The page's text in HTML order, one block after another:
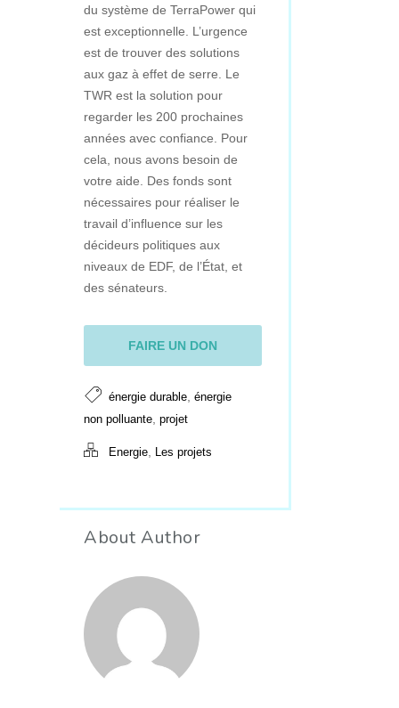
du système de TerraPower qui
est exceptionnelle. L’urgence
est de trouver des solutions
aux gaz à effet de serre. Le
TWR est la solution pour
regarder les 200 prochaines
années avec confiance. Pour
cela, nous avons besoin de
votre aide. Des fonds sont
nécessaires pour réaliser le
travail d’influence sur les
décideurs politiques aux
niveaux de EDF, de l’État, et
des sénateurs.
FAIRE UN DON
énergie durable énergie
non polluante projet
Energie Les projets
About Author